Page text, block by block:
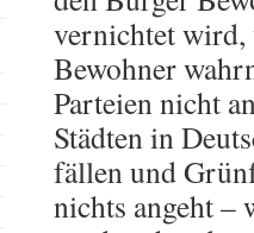
vernichtet wird,
Bewohner
Parteien nicht
Städten in
fällen und
nichts angeht –